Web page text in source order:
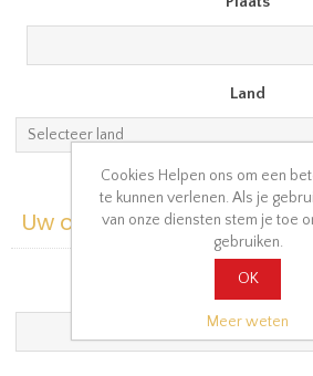
Land
Uw contact informatie
Telefoon
Cookies Helpen ons om een
te kunnen verlenen. Als je
van onze diensten stem je toe
gebruiken.
OK
Meer weten